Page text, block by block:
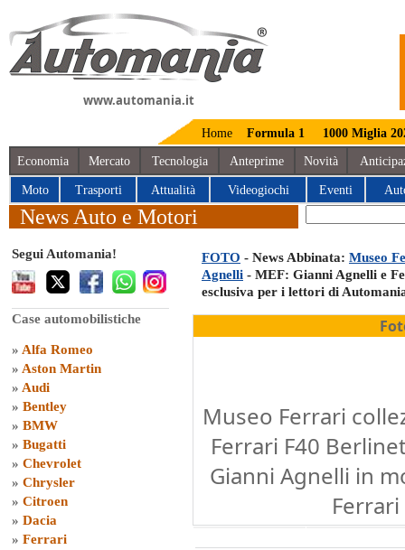
www.automania.it
Home Formula 1 1000 Miglia
Economia Mercato Tecnologia Anteprime Novità
Moto Trasporti Attualità Videogiochi Eventi
News Auto e Motori
Segui Automania!
Case automobilistiche
» Alfa Romeo
» Aston Martin
» Audi
» Bentley
» BMW
» Bugatti
» Chevrolet
» Chrysler
» Citroen
» Dacia
» Ferrari
FOTO - News Abbinata: Museo
Agnelli - MEF: Gianni Agnelli e
esclusiva per i lettori di
Museo Ferrari
Ferrari F40
Gianni Agnelli in